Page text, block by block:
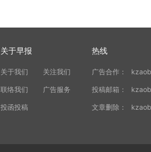
关于早报
关于我们 关注我们
联络我们 广告服务
投函投稿
热线
广告合作：
投稿邮箱：
文章删除：